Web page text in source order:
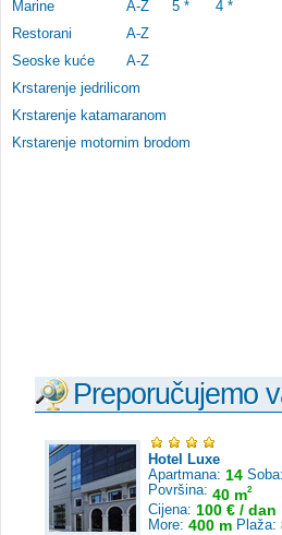
Marine
A-Z 5 *
4 *
Restorani
A-Z
Seoske kuće
A-Z
Krstarenje jedrilicom
Krstarenje katamaranom
Krstarenje motornim brodom
Preporučujemo
Hotel Luxe
Apartmana: 14 Soba:
Površina: 40 m2
Cijena: 100 € / dan
More: 400 m Plaža: